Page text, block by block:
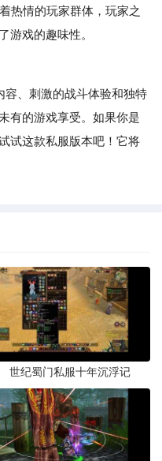
情的玩家群体，玩家之
游戏的趣味性。
、刺激的战斗体验和独特
有的游戏享受。如果你是
试这款私服版本吧！它将
世纪蜀门私服十年沉浮记